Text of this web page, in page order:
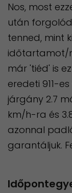
Nos, most
után
tenned, mint
időtartamot/
már 'tiéd' is
eredeti 911-
járgány 2.7
km/h-ra és
azonnal
garantáljuk.